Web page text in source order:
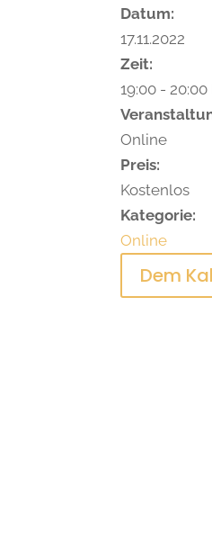
Datum:
17.11.2022
Zeit:
19:00 -
Online
Preis:
Kostenlos
Kategorie:
Online
Dem